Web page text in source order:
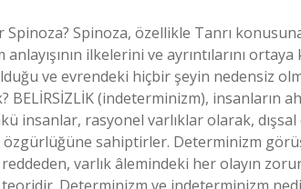
Spinoza, özellikle Tanrı
ilkelerini ve ayrıntılarını
ve evrendeki hiçbir şeyin nedensiz
BELİRSİZLİK (indeterminizm), insanların
insanlar, rasyonel varlıklar olarak,
özgürlüğüne sahiptirler. Determinizm
reddeden, varlık âlemindeki her olayın